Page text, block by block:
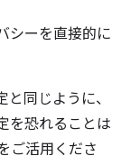
シーを直接的に
同じように、
を恐れることは
ご活用くださ